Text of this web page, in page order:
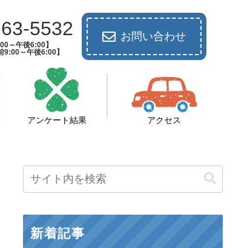
5532
～午後6:00】
9:00～午後6:00】
お問い合わせ
アンケート結果 アクセス
新着記事